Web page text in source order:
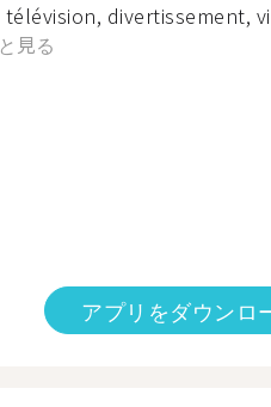
divertissement,
見る
アプリをダウンロ